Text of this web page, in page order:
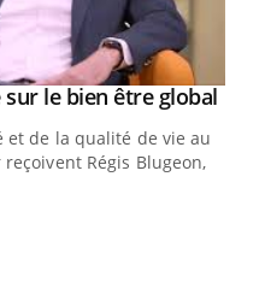
sur le bien être global
et de la qualité de vie au
Régis Blugeon,